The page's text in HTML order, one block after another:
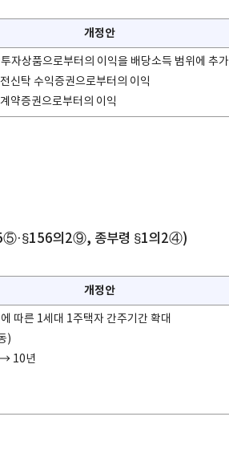
개정안
자상품으로부터의 이익을 배당소득 범위에 추가
신탁 수익증권으로부터의 이익
약증권으로부터의 이익
의2⑨, 종부령 §1의2④)
개정안
따른 1세대 1주택자 간주기간 확대
)
10년